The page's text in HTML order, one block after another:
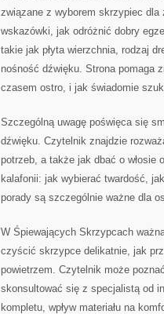
związane z wyborem skrzypiec dla
wskazówki, jak odróżnić dobry
takie jak płyta wierzchnia, rodzaj
nośność dźwięku. Strona pomaga
czasem ostro, i jak świadomie
Szczególną uwagę poświęca się
dźwięku. Czytelnik znajdzie
potrzeb, a także jak dbać o włosie
kalafonii: jak wybierać twardość,
porady są szczególnie ważne dla
W Śpiewających Skrzypcach
czyścić skrzypce delikatnie, jak
powietrzem. Czytelnik może
skonsultować się z specjalistą od
kompletu, wpływ materiału na